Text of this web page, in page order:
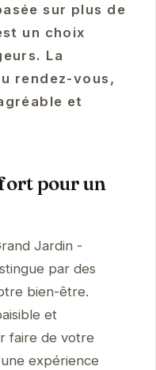
sur plus de
un choix
La
rendez-vous,
et
pour un
Jardin -
par des
bien-être.
et
faire de votre
expérience